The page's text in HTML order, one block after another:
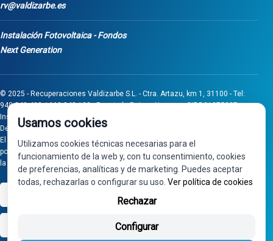
rv@valdizarbe.es
Instalación Fotovoltaica - Fondos
Next Generation
© 2025 - Recuperaciones Valdizarbe S.L. - Ctra. Artazu, km 1, 31100 - Tel:
948 340 498 / 668 848 123 - Puente la Reina - Navarra - CIF B31275837.
Inscrita en el Registro Mercantil de Navarra, Tomo 32, Folio 75, Hoja 525.
Desarrollado porSeintosoft
El proyecto de inversión "0011-0558-2024-000008" ha sido subvencionado
por Gobierno de Navarra al amparo de la convocatoria de 2024 de Ayudas a
la inversión en pymes industriales
Usamos cookies
Utilizamos cookies técnicas necesarias para el
funcionamiento de la web y, con tu consentimiento, cookies
de preferencias, analíticas y de marketing. Puedes aceptar
todas, rechazarlas o configurar su uso. Ver política de cookies
Rechazar
Configurar